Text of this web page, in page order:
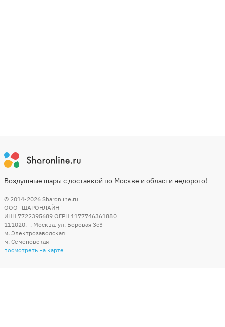
Воздушные шары с доставкой по Москве и области недорого!
© 2014-2026 Sharonline.ru
ООО "ШАРОНЛАЙН"
ИНН 7722395689 ОГРН 1177746361880
111020, г. Москва, ул. Боровая 3c3
м. Электрозаводская
м. Семеновская
посмотреть на карте